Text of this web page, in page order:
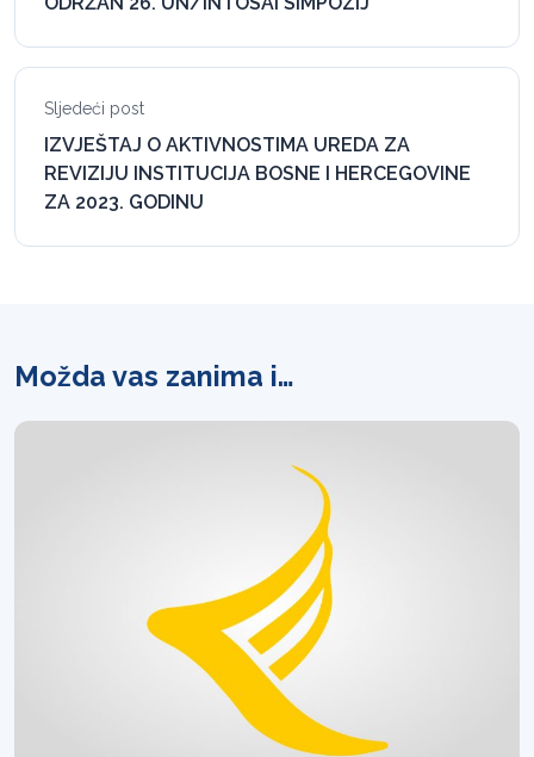
Sljedeći post
IZVJEŠTAJ O AKTIVNOSTIMA UREDA ZA
REVIZIJU INSTITUCIJA BOSNE I HERCEGOVINE
ZA 2023. GODINU
Možda vas zanima i…